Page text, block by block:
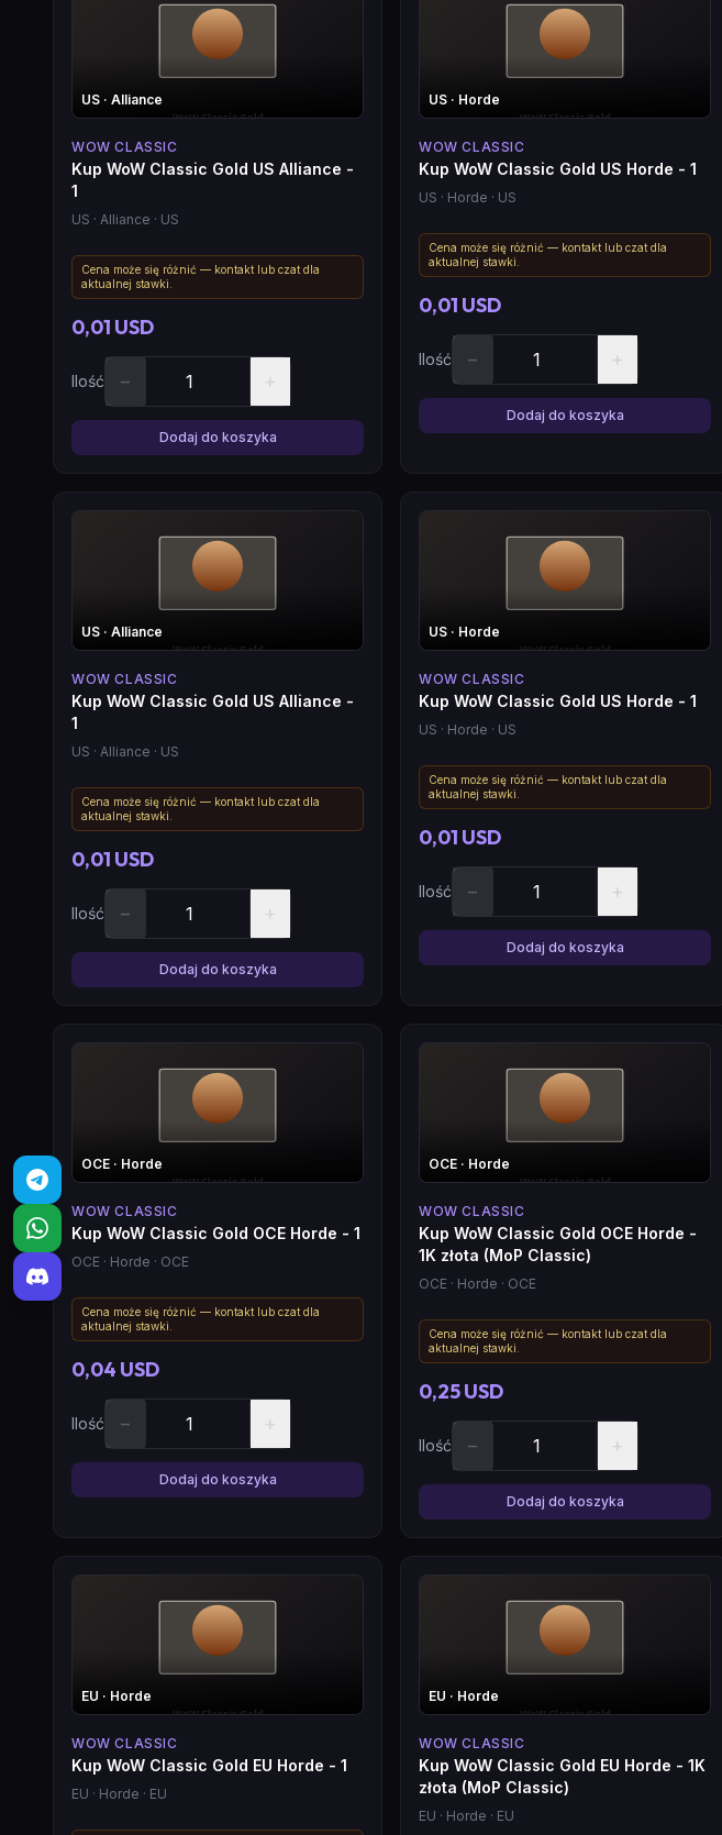
US · Alliance
WOW CLASSIC
Kup WoW Classic Gold US Alliance -
1
US · Alliance · US
Cena może się różnić — kontakt lub czat dla
aktualnej stawki.
0,01 USD
Ilość − +
Dodaj do koszyka
US · Horde
WOW CLASSIC
Kup WoW Classic Gold US Horde - 1
US · Horde · US
Cena może się różnić — kontakt lub czat dla
aktualnej stawki.
0,01 USD
Ilość − +
Dodaj do koszyka
US · Alliance
WOW CLASSIC
Kup WoW Classic Gold US Alliance -
1
US · Alliance · US
Cena może się różnić — kontakt lub czat dla
aktualnej stawki.
0,01 USD
Ilość − +
Dodaj do koszyka
US · Horde
WOW CLASSIC
Kup WoW Classic Gold US Horde - 1
US · Horde · US
Cena może się różnić — kontakt lub czat dla
aktualnej stawki.
0,01 USD
Ilość − +
Dodaj do koszyka
OCE · Horde
WOW CLASSIC
Kup WoW Classic Gold OCE Horde - 1
OCE · Horde · OCE
Cena może się różnić — kontakt lub czat dla
aktualnej stawki.
0,04 USD
Ilość − +
Dodaj do koszyka
OCE · Horde
WOW CLASSIC
Kup WoW Classic Gold OCE Horde -
1K złota (MoP Classic)
OCE · Horde · OCE
Cena może się różnić — kontakt lub czat dla
aktualnej stawki.
0,25 USD
Ilość − +
Dodaj do koszyka
EU · Horde
WOW CLASSIC
Kup WoW Classic Gold EU Horde - 1
EU · Horde · EU
EU · Horde
WOW CLASSIC
Kup WoW Classic Gold EU Horde - 1K
złota (MoP Classic)
EU · Horde · EU